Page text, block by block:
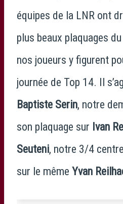
équipes de la LNR ont
plus beaux plaquages
nos joueurs y figurent
journée de Top 14. Il
Baptiste Serin, notre
son plaquage sur Ivan
Seuteni, notre 3/4
sur le même Yvan